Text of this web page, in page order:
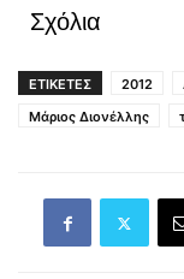
Σχόλια
ΕΤΙΚΕΤΕΣ 2012
Μάριος Διονέλλης